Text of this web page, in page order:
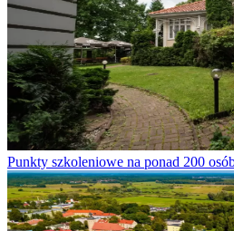
Punkty szkoleniowe na ponad 200